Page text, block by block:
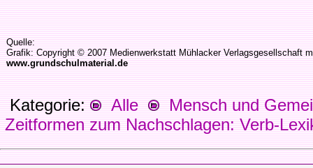
Quelle:
Grafik: Copyright © 2007 Medienwerkstatt Mühlacker Verlagsgesellschaft
www.grundschulmaterial.de
Kategorie: Alle
Mensch und
Zeitformen zum Nachschlagen: Verb-